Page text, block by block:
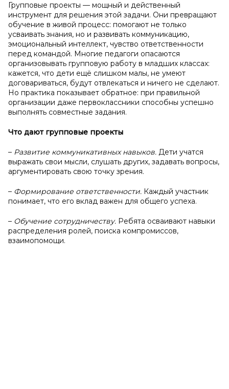
Групповые проекты — мощный и действенный
инструмент для решения этой задачи. Они превращают
обучение в живой процесс: помогают не только
усваивать знания, но и развивать коммуникацию,
эмоциональный интеллект, чувство ответственности
перед командой. Многие педагоги опасаются
организовывать групповую работу в младших классах:
кажется, что дети ещё слишком малы, не умеют
договариваться, будут отвлекаться и ничего не сделают.
Но практика показывает обратное: при правильной
организации даже первоклассники способны успешно
выполнять совместные задания.
Что дают групповые проекты
– Развитие коммуникативных навыков. Дети учатся
выражать свои мысли, слушать других, задавать вопросы,
аргументировать свою точку зрения.
– Формирование ответственности. Каждый участник
понимает, что его вклад важен для общего успеха.
– Обучение сотрудничеству. Ребята осваивают навыки
распределения ролей, поиска компромиссов,
взаимопомощи.